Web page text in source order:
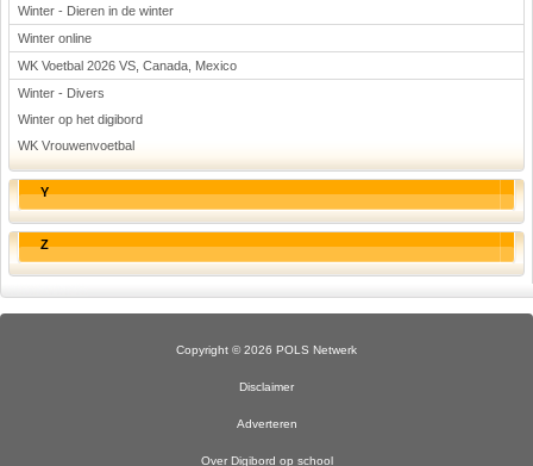
Winter - Dieren in de winter
Winter online
WK Voetbal 2026 VS, Canada, Mexico
Winter - Divers
Winter op het digibord
WK Vrouwenvoetbal
Y
Z
Copyright © 2026 POLS Netwerk
Disclaimer
Adverteren
Over Digibord op school